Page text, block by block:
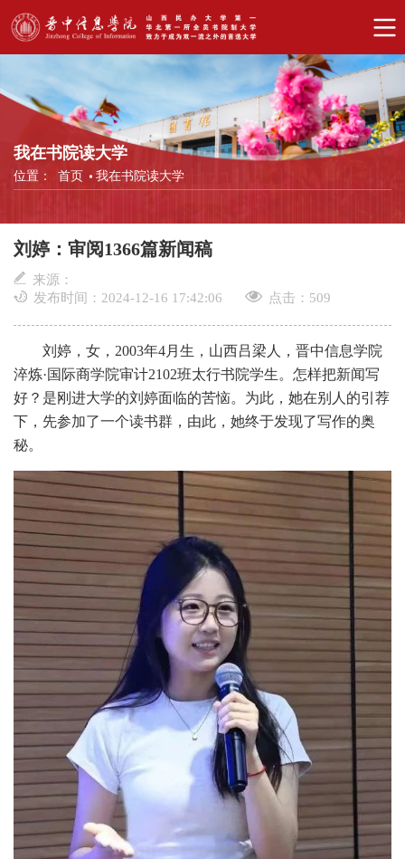
我在书院读大学
位置： 首页 我在书院读大学
刘婷：审阅1366篇新闻稿
来源：
发布时间：2024-12-16 17:42:06
点击： 509
刘婷，女， 2003年4月生，山西吕梁人，晋中信息学院
淬炼·国际商学院审计2102班太行书院学生。怎样把新闻写
好？是刚进大学的刘婷面临的苦恼。为此，她在别人的引荐
下，先参加了一个读书群，由此，她终于发现了写作的奥
秘。